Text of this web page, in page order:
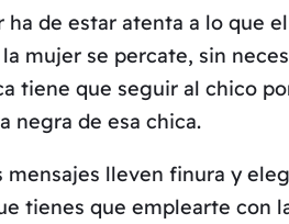
de estar atenta a lo que
mujer se percate, sin
tiene que seguir al chico
negra de esa chica.
lleven finura y
tienes que emplearte con